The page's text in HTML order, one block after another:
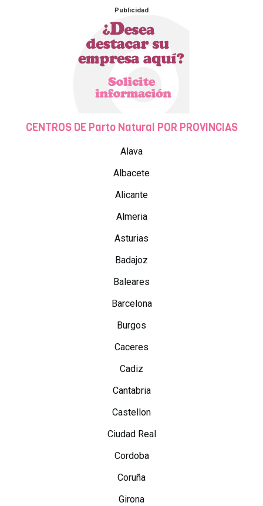
Publicidad
CENTROS DE Parto Natural POR PROVINCIAS
Alava
Albacete
Alicante
Almeria
Asturias
Badajoz
Baleares
Barcelona
Burgos
Caceres
Cadiz
Cantabria
Castellon
Ciudad Real
Cordoba
Coruña
Girona